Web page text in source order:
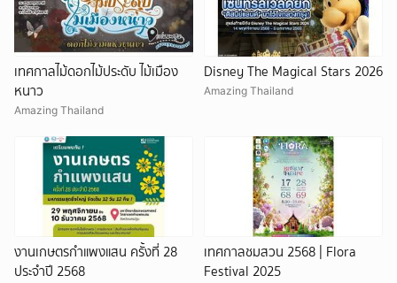
เทศกาลไม้ดอกไม้ประดับ ไม้เมือง
หนาว
Amazing Thailand
Disney The Magical Stars 2026
Amazing Thailand
งานเกษตรกำแพงแสน ครั้งที่ 28
ประจำปี 2568
เทศกาลชมสวน 2568 | Flora
Festival 2025